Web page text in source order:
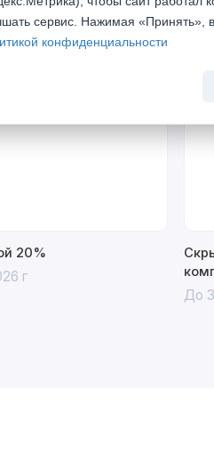
20%
г
До
сервис. Нажимая «Принять»,
конфиденциальности